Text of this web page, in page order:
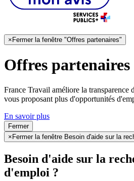
× Fermer la fenêtre "Offres partenaires"
Offres partenaires
France Travail améliore la transparence
vous proposant plus d'opportunités
En savoir plus
Fermer
×Fermer la fenêtre Besoin d'aide sur la
Besoin d'aide sur la
d'emploi ?